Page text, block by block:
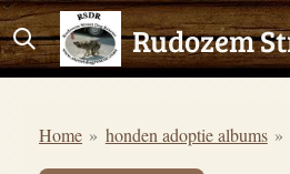
Ga
direct
hoofdinhoud
Home » honden adoptie albums »